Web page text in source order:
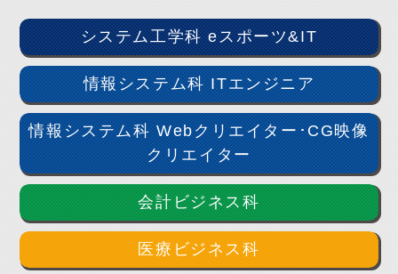
システム工学科 eスポーツ&IT
情報システム科 ITエンジニア
情報システム科 Webクリエイター･CG映像
クリエイター
会計ビジネス科
医療ビジネス科